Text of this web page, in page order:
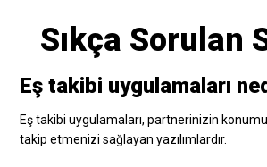
Sıkça Sorulan
Eş takibi uygulamaları
Eş takibi uygulamaları, partnerinizin
takip etmenizi sağlayan yazılımlardır.